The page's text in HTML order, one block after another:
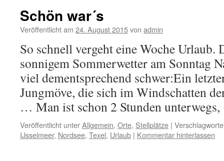
Schön war´s
Veröffentlicht am 24. August 2015von admin
So schnell vergeht eine Woche Urlaub.
sonnigem Sommerwetter am Sonntag
viel dementsprechend schwer:Ein
Jungmöve, die sich im Windschatten
… Man ist schon 2 Stunden
Veröffentlicht unterAllgemein, Orte, Stellplätze |
IJsselmeer, Nordsee, Texel, Urlaub | Kommentar hinterlassen